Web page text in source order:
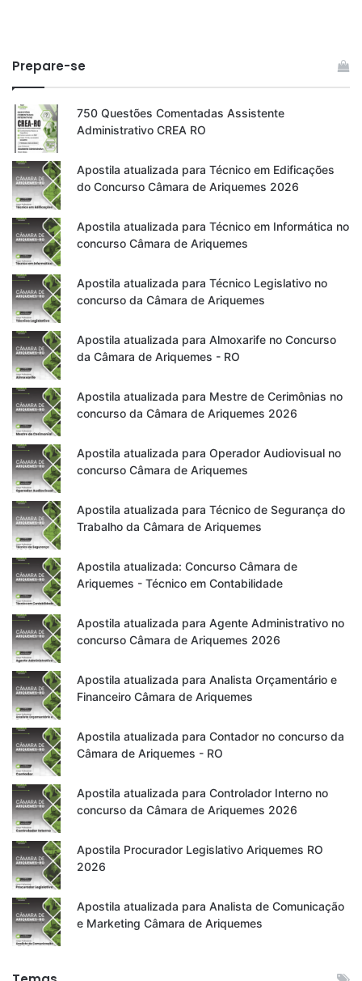
Prepare-se
750 Questões Comentadas Assistente
Administrativo CREA RO
Apostila atualizada para Técnico em Edificações
do Concurso Câmara de Ariquemes 2026
Apostila atualizada para Técnico em Informática no
concurso Câmara de Ariquemes
Apostila atualizada para Técnico Legislativo no
concurso da Câmara de Ariquemes
Apostila atualizada para Almoxarife no Concurso
da Câmara de Ariquemes - RO
Apostila atualizada para Mestre de Cerimônias no
concurso da Câmara de Ariquemes 2026
Apostila atualizada para Operador Audiovisual no
concurso Câmara de Ariquemes
Apostila atualizada para Técnico de Segurança do
Trabalho da Câmara de Ariquemes
Apostila atualizada: Concurso Câmara de
Ariquemes - Técnico em Contabilidade
Apostila atualizada para Agente Administrativo no
concurso Câmara de Ariquemes 2026
Apostila atualizada para Analista Orçamentário e
Financeiro Câmara de Ariquemes
Apostila atualizada para Contador no concurso da
Câmara de Ariquemes - RO
Apostila atualizada para Controlador Interno no
concurso da Câmara de Ariquemes 2026
Apostila Procurador Legislativo Ariquemes RO
2026
Apostila atualizada para Analista de Comunicação
e Marketing Câmara de Ariquemes